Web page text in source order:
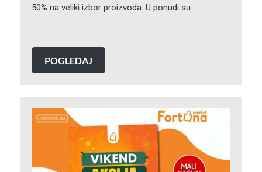
50% na veliki izbor proizvoda. U ponudi su…
POGLEDAJ